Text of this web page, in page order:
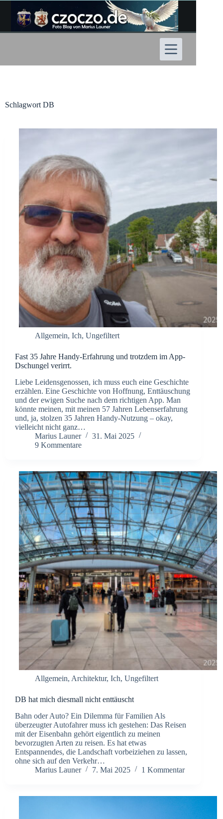
Inhalt
springen
Schlagwort DB
Allgemein, Ich, Ungefiltert
Fast 35 Jahre Handy-Erfahrung und trotzdem im App-
Dschungel verirrt.
Liebe Leidensgenossen, ich muss euch eine Geschichte
erzählen. Eine Geschichte von Hoffnung, Enttäuschung
und der ewigen Suche nach dem richtigen App. Man
könnte meinen, mit meinen 57 Jahren Lebenserfahrung
und, ja, stolzen 35 Jahren Handy-Nutzung – okay,
vielleicht nicht ganz…
Marius Launer
31. Mai 2025
9 Kommentare
Allgemein, Architektur, Ich, Ungefiltert
DB hat mich diesmall nicht enttäuscht
Bahn oder Auto? Ein Dilemma für Familien Als
überzeugter Autofahrer muss ich gestehen: Das Reisen
mit der Eisenbahn gehört eigentlich zu meinen
bevorzugten Arten zu reisen. Es hat etwas
Entspannendes, die Landschaft vorbeiziehen zu lassen,
ohne sich auf den Verkehr…
Marius Launer
7. Mai 2025 1 Kommentar